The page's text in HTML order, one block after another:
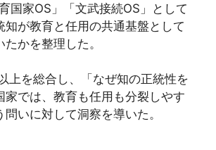
国家OS」「文武接続OS」として
知が教育と任用の共通基盤として
かを整理した。
上を総合し、「なぜ知の正統性を
家では、教育も任用も分裂しやす
いに対して洞察を導いた。